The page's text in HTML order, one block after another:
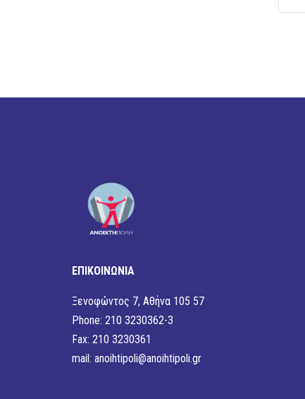
ΕΠΙΚΟΙΝΩΝΙΑ
Ξενοφώντος 7, Αθήνα 105 57
Phone: 210 3230362-3
Fax: 210 3230361
mail: anoihtipoli@anoihtipoli.gr